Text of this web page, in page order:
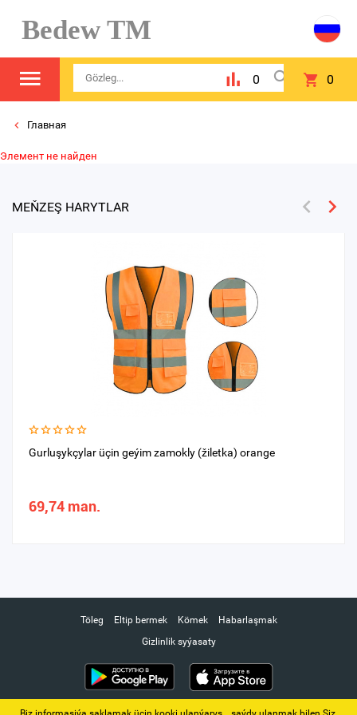
Bedew TM
0 0
Главная
Элемент не найден
MEŇZEŞ HARYTLAR
Gurluşykçylar üçin geýim zamokly (žiletka) orange
69,74 man.
Töleg Eltip bermek Kömek
Habarlaşmak
Gizlinlik syýasaty